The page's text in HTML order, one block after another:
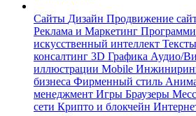
Сайты Дизайн Продвижение
Реклама и Маркетинг
искусственный интеллект Тексты
консалтинг 3D Графика Аудио/
иллюстрации Mobile
бизнеса Фирменный стиль
менеджмент Игры Браузеры
сети Крипто и блокчейн